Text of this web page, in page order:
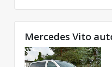
Mercedes Vito